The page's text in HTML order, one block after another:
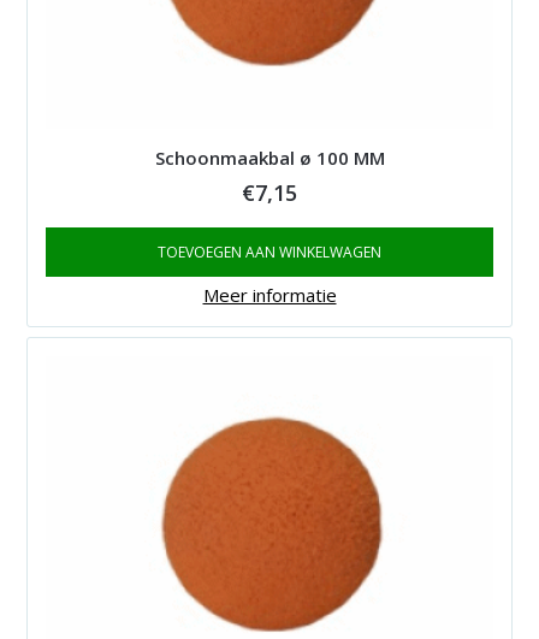
Schoonmaakbal ø 100 MM
€7,15
TOEVOEGEN AAN WINKELWAGEN
Meer informatie